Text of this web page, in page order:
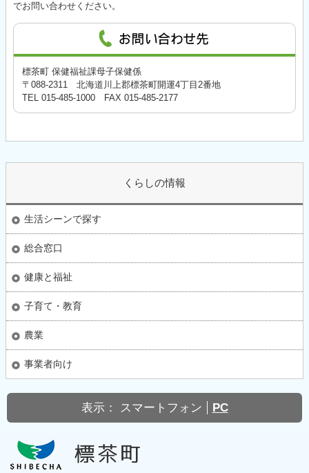
でお問い合わせください。
標茶町 保健福祉課母子保健係
〒088-2311 北海道川上郡標茶町開運4丁目2番地
TEL 015-485-1000 FAX 015-485-2177
くらしの情報
生活シーンで探す
総合窓口
健康と福祉
子育て・教育
農業
事業者向け
表示： スマートフォン PC